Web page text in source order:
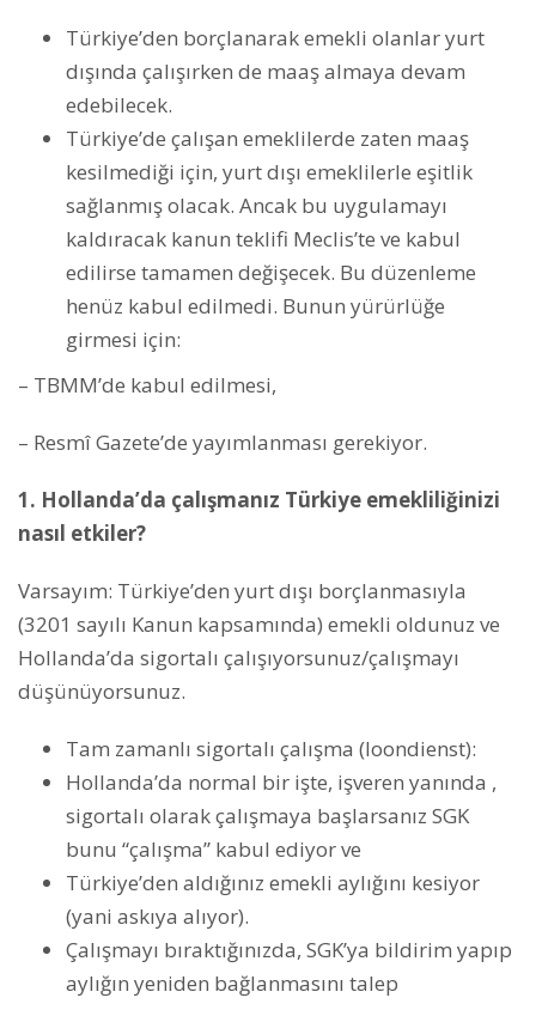
Türkiye’den borçlanarak emekli olanlar yurt
dışında çalışırken de maaş almaya devam
edebilecek.
Türkiye’de çalışan emeklilerde zaten maaş
kesilmediği için, yurt dışı emeklilerle eşitlik
sağlanmış olacak. Ancak bu uygulamayı
kaldıracak kanun teklifi Meclis’te ve kabul
edilirse tamamen değişecek. Bu düzenleme
henüz kabul edilmedi. Bunun yürürlüğe
girmesi için:
– TBMM’de kabul edilmesi,
– Resmî Gazete’de yayımlanması gerekiyor.
1. Hollanda’da çalışmanız Türkiye emekliliğinizi
nasıl etkiler?
Varsayım: Türkiye’den yurt dışı borçlanmasıyla
(3201 sayılı Kanun kapsamında) emekli oldunuz ve
Hollanda’da sigortalı çalışıyorsunuz/çalışmayı
düşünüyorsunuz.
Tam zamanlı sigortalı çalışma (loondienst):
Hollanda’da normal bir işte, işveren yanında ,
sigortalı olarak çalışmaya başlarsanız SGK
bunu “çalışma” kabul ediyor ve
Türkiye’den aldığınız emekli aylığını kesiyor
(yani askıya alıyor).
Çalışmayı bıraktığınızda, SGK’ya bildirim yapıp
aylığın yeniden bağlanmasını talep